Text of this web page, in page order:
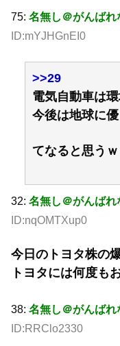
75: 名無し＠がんばれ
ID:mYJHGnEI0
>>29
電気自動車は環
今後は地球に
てなると思うｗ
32: 名無し＠がんばれ
ID:nqOMTXup0
今日のトヨタ株の
トヨタには何度も
38: 名無し＠がんばれ
ID:RRClo2330